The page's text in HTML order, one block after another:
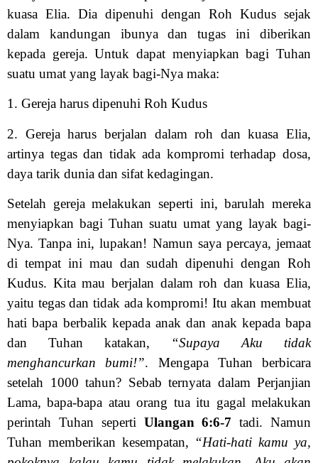
kuasa Elia. Dia dipenuhi dengan Roh Kudus sejak
dalam kandungan ibunya dan tugas ini diberikan
kepada gereja. Untuk dapat menyiapkan bagi Tuhan
suatu umat yang layak bagi-Nya maka:
1. Gereja harus dipenuhi Roh Kudus
2. Gereja harus berjalan dalam roh dan kuasa Elia,
artinya tegas dan tidak ada kompromi terhadap dosa,
daya tarik dunia dan sifat kedagingan.
Setelah gereja melakukan seperti ini, barulah mereka
menyiapkan bagi Tuhan suatu umat yang layak bagi-
Nya. Tanpa ini, lupakan! Namun saya percaya, jemaat
di tempat ini mau dan sudah dipenuhi dengan Roh
Kudus. Kita mau berjalan dalam roh dan kuasa Elia,
yaitu tegas dan tidak ada kompromi! Itu akan membuat
hati bapa berbalik kepada anak dan anak kepada bapa
dan Tuhan katakan, “Supaya Aku tidak
menghancurkan bumi!”. Mengapa Tuhan berbicara
setelah 1000 tahun? Sebab ternyata dalam Perjanjian
Lama, bapa-bapa atau orang tua itu gagal melakukan
perintah Tuhan seperti Ulangan 6:6-7 tadi. Namun
Tuhan memberikan kesempatan, “Hati-hati kamu ya,